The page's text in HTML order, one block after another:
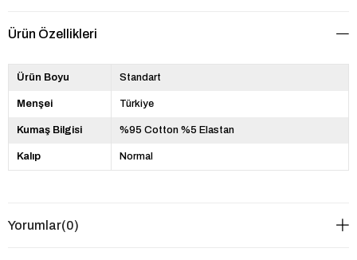
Ürün Özellikleri
Ürün Boyu Standart
Menşei Türkiye
Kumaş Bilgisi %95 Cotton %5 Elastan
Kalıp Normal
Yorumlar(0)